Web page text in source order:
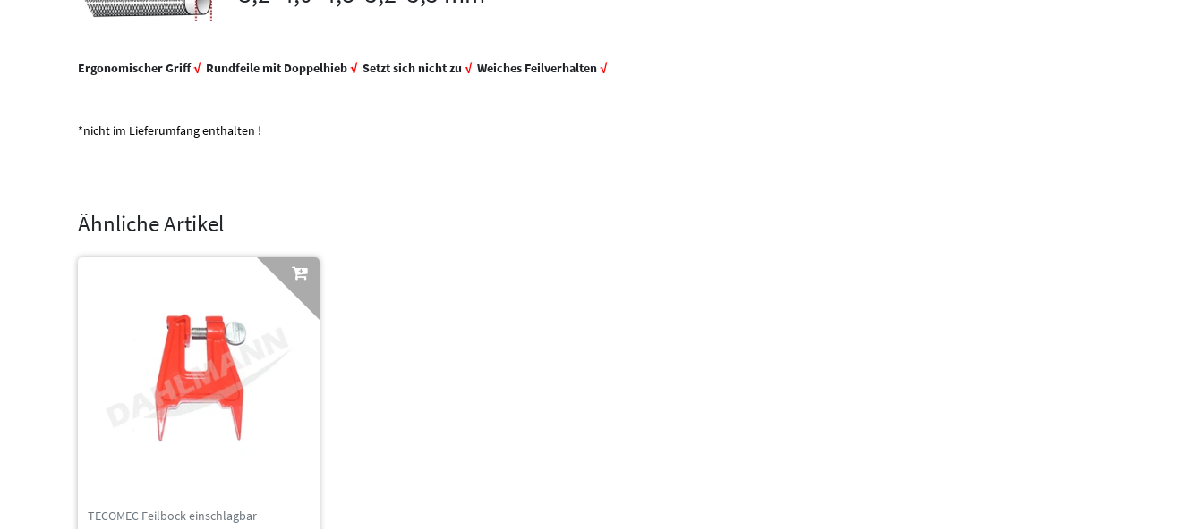
Ergonomischer Griff√Rundfeile mit Doppelhieb√Setzt sich nicht zu √ Weiches Feilverhalten√
*nicht im Lieferumfang enthalten !
Ähnliche Artikel
TECOMEC Feilbock einschlagbar